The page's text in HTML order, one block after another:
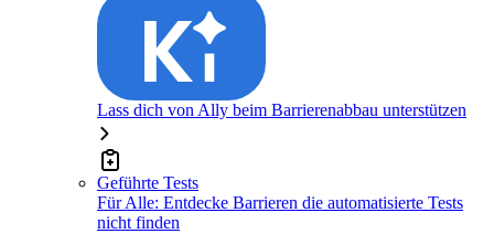
Lass dich von Ally beim Barrierenabbau unterstützen
Geführte Tests
Für Alle: Entdecke Barrieren die automatisierte Tests
nicht finden